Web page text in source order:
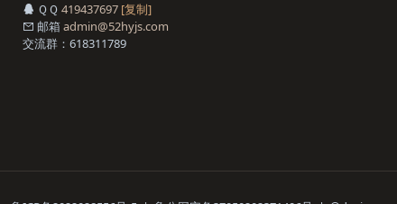
ＱＱ 419437697 [复制]
邮箱admin@52hyjs.com
交流群：618311789